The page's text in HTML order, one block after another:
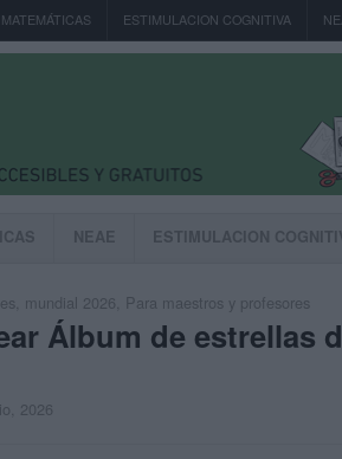
MATEMÁTICAS ESTIMULACION COGNITIVA
NEAE ESTIMULACION
mundial 2026 Para maestros y profesores
Álbum de estrellas
2026